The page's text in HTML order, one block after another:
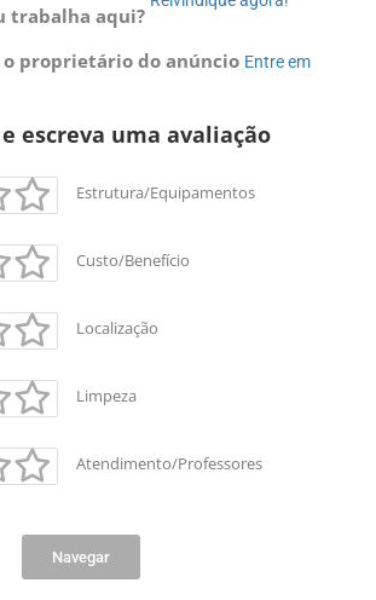
trabalha aqui?
o proprietário do anúncio Entre em
escreva uma avaliação
Estrutura/Equipamentos
Custo/Benefício
Localização
Limpeza
Atendimento/Professores
Navegar